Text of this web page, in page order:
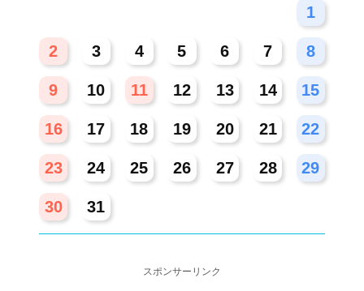
1
2 3 4 5 6 7 8
9 10 11 12 13 14 15
16 17 18 19 20 21 22
23 24 25 26 27 28 29
30 31
スポンサーリンク